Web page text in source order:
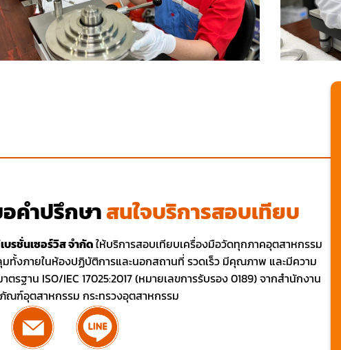
คำปรึกษาสนใจบริการสอบเทียบ
บรชั่นเซอร์วิส จำกัดให้บริการสอบเทียบเครื่องมือวัดทุกภาคอุตสาหกรรม
ทั้งภายในห้องปฏิบัติการและนอกสถานที่ รวดเร็ว มีคุณภาพ และมีความ
ตรฐาน ISO/IEC 17025:2017 (หมายเลขการรับรอง 0189) จากสำนักงาน
ณฑ์อุตสาหกรรม กระทรวงอุตสาหกรรม